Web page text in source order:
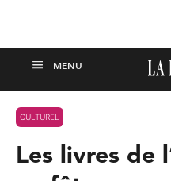
CULTUREL
Les livres de